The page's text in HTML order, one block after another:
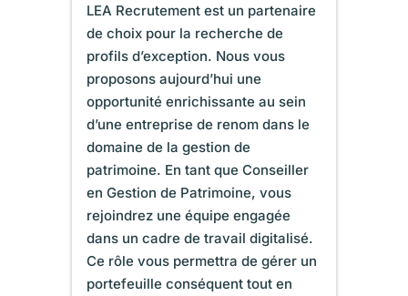
LEA Recrutement est un partenaire
de choix pour la recherche de
profils d’exception. Nous vous
proposons aujourd’hui une
opportunité enrichissante au sein
d’une entreprise de renom dans le
domaine de la gestion de
patrimoine. En tant que Conseiller
en Gestion de Patrimoine, vous
rejoindrez une équipe engagée
dans un cadre de travail digitalisé.
Ce rôle vous permettra de gérer un
portefeuille conséquent tout en